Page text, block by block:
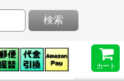
カート
検索